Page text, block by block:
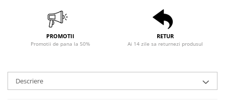
PROMOTII
Promotii de pana la 50%
RETUR
Ai 14 zile sa returnezi produsul
Descriere